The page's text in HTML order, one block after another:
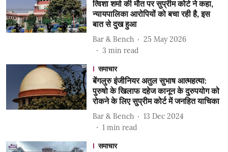
त्विशा शर्मा की मौत पर सुप्रीम कोर्ट ने कहा,
न्यायपालिका आरोपियों को बचा रही है, इस
बात से दुख हुआ
Bar & Bench
25 May 2026
3 min read
समाचार
बेंगलुरु इंजीनियर अतुल सुभाष आत्महत्या:
पुरुषो के खिलाफ दहेज कानून के दुरुपयोग को
रोकने के लिए सुप्रीम कोर्ट में जनहित याचिका
Bar & Bench
13 Dec 2024
1 min read
समाचार